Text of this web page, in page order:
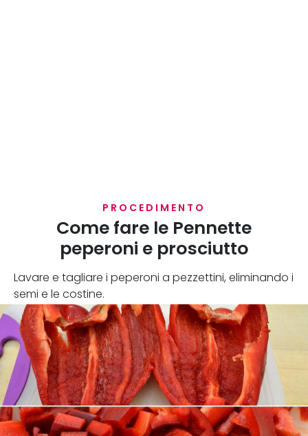
PROCEDIMENTO
Come fare le Pennette
peperoni e prosciutto
Lavare e tagliare i peperoni a pezzettini, eliminando i
semi e le costine.